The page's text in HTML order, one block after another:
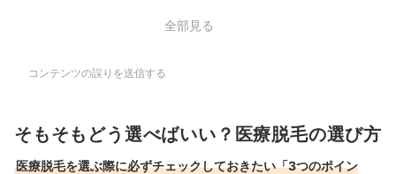
全部見る
コンテンツの誤りを送信する
そもそもどう選べばいい？医療脱毛の選び方
医療脱毛を選ぶ際に必ずチェックしておきたい「3つのポイン